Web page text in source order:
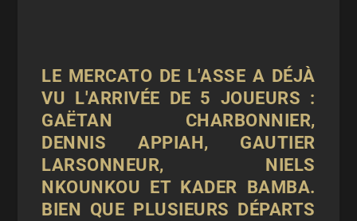
LE MERCATO DE L'ASSE A DÉJÀ
VU L'ARRIVÉE DE 5 JOUEURS :
GAËTAN CHARBONNIER,
DENNIS APPIAH, GAUTIER
LARSONNEUR, NIELS
NKOUNKOU ET KADER BAMBA.
BIEN QUE PLUSIEURS DÉPARTS